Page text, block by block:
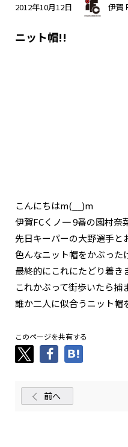
2012年10月12日 伊賀
ニット帽!!
こんにちはm(__)m
伊賀FCくノ一 9番の園村奈
先日キーパーの大野選手と
色んなニット帽をかぶった
最終的にこれにたどり着き
これかぶって街歩いたら
誰か二人に似合うニット
このページを共有する
前へ